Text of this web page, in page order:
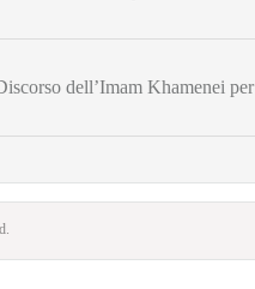
dell’Imam Khamenei